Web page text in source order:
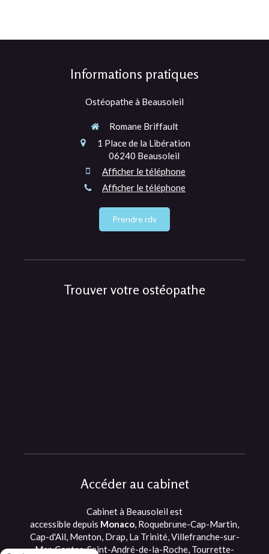
Informations pratiques
Ostéopathe à Beausoleil
Romane Briffault
1 Place de la Libération
06240 Beausoleil
Afficher le téléphone
Afficher le téléphone
Prendre rdv
Trouver votre ostéopathe
Accéder au cabinet
Cabinet à Beausoleil est
accessible depuis Monaco, Roquebrune-Cap-Martin,
Cap-d'Ail, Menton, Drap, La Trinité, Villefranche-sur-
Mer, Contes, Saint-André-de-la-Roche, Tourrette-